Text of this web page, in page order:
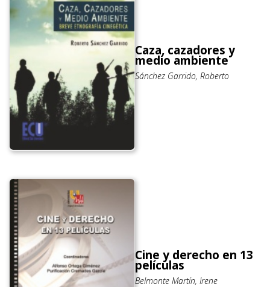
Caza, cazadores y
medio ambiente
Sánchez Garrido, Roberto
Cine y derecho en 13
películas
Belmonte Martín, Irene